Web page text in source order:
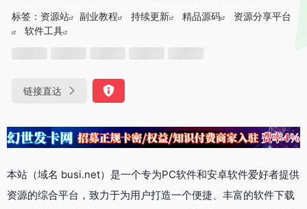
标签： 资源站 副业教程 持续更新 精品源码
资源分享平台
软件工具
链接直达
本站（域名 busi.net）是一个专为PC软件和安卓软件爱好者提供
资源的综合平台，致力于为用户打造一个便捷、丰富的软件下载